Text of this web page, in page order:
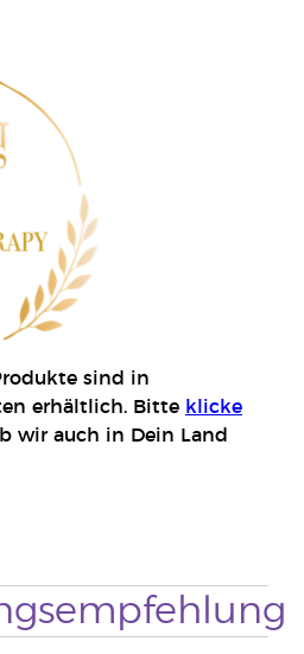
sind in
erhältlich. Bitte klicke
wir auch in Dein Land